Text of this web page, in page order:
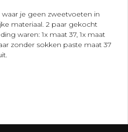
je geen zweetvoeten in
materiaal. 2 paar gekocht
waren: 1x maat 37, 1x maat
zonder sokken paste maat 37